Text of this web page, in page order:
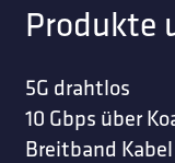
Produkte
5G drahtlos
10 Gbps über
Breitband Kabel